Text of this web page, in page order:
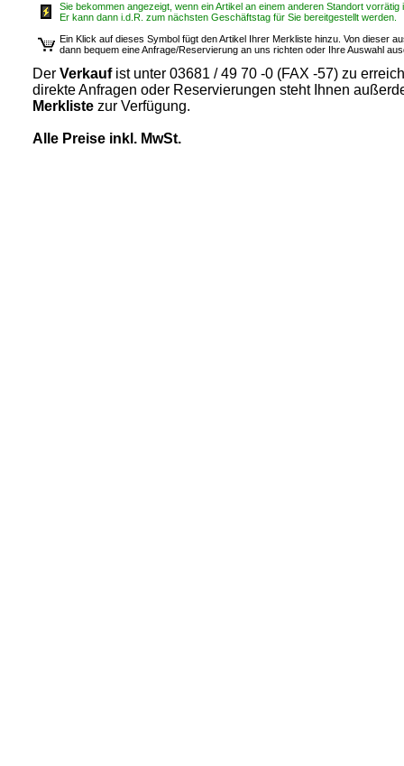
Sie bekommen angezeigt, wenn ein Artikel an einem anderen Standort vorrätig
Er kann dann i.d.R. zum nächsten Geschäftstag für Sie bereitgestellt werden.
Ein Klick auf dieses Symbol fügt den Artikel Ihrer Merkliste hinzu. Von dieser
dann bequem eine Anfrage/Reservierung an uns richten oder Ihre Auswahl
Der Verkaufist unter 03681 / 49 70 -0 (FAX -57) zu
direkte Anfragen oder Reservierungen steht Ihnen
Merkliste zur Verfügung.
Alle Preise inkl. MwSt.